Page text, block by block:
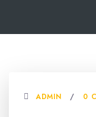
ADMIN 0